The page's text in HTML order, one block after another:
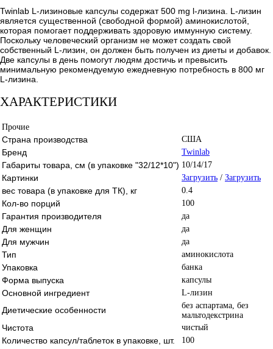
Twinlab L-лизиновые капсулы содержат 500 mg l-лизина. L-лизин
является существенной (свободной формой) аминокислотой,
которая помогает поддерживать здоровую иммунную систему.
Поскольку человеческий организм не может создать свой
собственный L-лизин, он должен быть получен из диеты и добавок.
Две капсулы в день помогут людям достичь и превысить
минимальную рекомендуемую ежедневную потребность в 800 мг
L-лизина.
ХАРАКТЕРИСТИКИ
Прочие
Страна производства США
Бренд Twinlab
Габариты товара, см (в упаковке "32/12*10") 10/14/17
Картинки Загрузить / Загрузить
вес товара (в упаковке для ТК), кг 0.4
Кол-во порций 100
Гарантия производителя да
Для женщин да
Для мужчин да
Тип аминокислота
Упаковка банка
Форма выпуска капсулы
Основной ингредиент L-лизин
Диетические особенности
без аспартама, без
мальтодекстрина
Чистота чистый
Количество капсул/таблеток в упаковке, шт. 100